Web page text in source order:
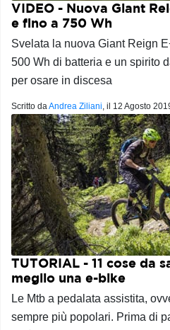
VIDEO - Nuova Giant
e fino a 750 Wh
Svelata la nuova Giant Reign
500 Wh di batteria e un spirito
per osare in discesa
Scritto daAndrea Ziliani, il 12 Agosto
TUTORIAL - 11 cose da
meglio una e-bike
Le Mtb a pedalata assistita,
sempre più popolari. Prima di